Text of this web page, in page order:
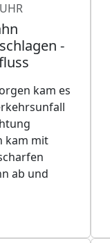
-
kam es
kam mit
ab und